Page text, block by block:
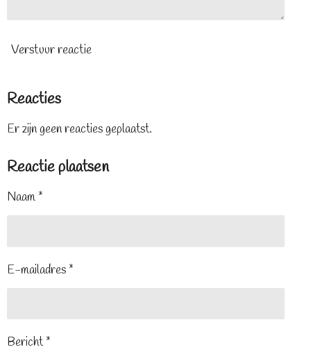
Verstuur reactie
Reacties
Er zijn geen reacties geplaatst.
Reactie plaatsen
Naam *
E-mailadres *
Bericht *